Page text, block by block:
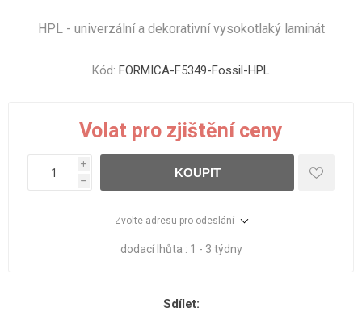
HPL - univerzální a dekorativní vysokotlaký laminát
Kód: FORMICA-F5349-Fossil-HPL
Volat pro zjištění ceny
i
h
KOUPIT
Zvolte adresu pro odeslání
dodací lhůta : 1 - 3 týdny
Sdílet: